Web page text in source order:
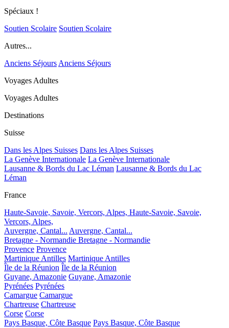
Spéciaux !
Soutien Scolaire Soutien Scolaire
Autres...
Anciens SéjoursAnciens Séjours
Voyages Adultes
Voyages Adultes
Destinations
Suisse
Dans les Alpes Suisses Dans les Alpes Suisses
La Genève Internationale La Genève Internationale
Lausanne & Bords du Lac Léman Lausanne & Bords du Lac
Léman
France
Haute-Savoie, Savoie, Vercors, Alpes, Haute-Savoie, Savoie,
Vercors, Alpes,
Auvergne, Cantal... Auvergne, Cantal...
Bretagne - Normandie Bretagne - Normandie
Provence Provence
Martinique Antilles Martinique Antilles
Île de la Réunion Île de la Réunion
Guyane, Amazonie Guyane, Amazonie
Pyrénées Pyrénées
Camargue Camargue
Chartreuse Chartreuse
Corse Corse
Pays Basque, Côte Basque Pays Basque, Côte Basque